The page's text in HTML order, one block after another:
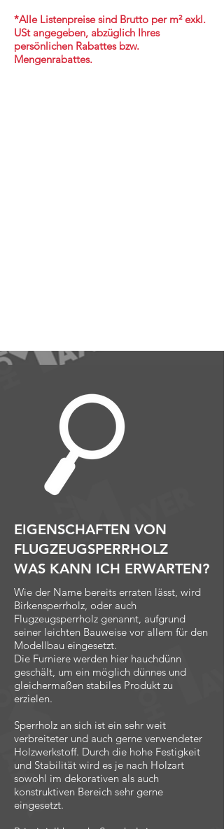
*Alle Listenpreise sind Brutto per m² exkl.
USt angegeben, abzüglich Ihres
persönlichen Rabattes bzw.
Mengenrabattes.
EIGENSCHAFTEN VON
FLUGZEUGSPERRHOLZ
WAS KANN ICH ERWARTEN?
Wie der Name bereits erraten lässt, wird
Birkensperrholz, oder auch
Flugzeugsperrholz genannt, aufgrund
seiner leichten Bauweise vor allem für den
Modellbau eingesetzt.
Die Furniere werden hier hauchdünn
geschält, um ein möglich dünnes und
gleichermaßen stabiles Produkt zu
erzielen.
Sperrholz an sich ist ein sehr weit
verbreiteter und auch gerne verwendeter
Holzwerkstoff. Durch die hohe Festigkeit
und Stabilität wird es je nach Holzart
sowohl im dekorativen als auch
konstruktiven Bereich sehr gerne
eingesetzt.